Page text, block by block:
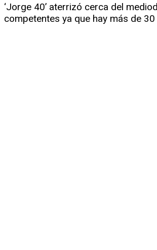
‘Jorge 40’ aterrizó cerca del
competentes ya que hay más de